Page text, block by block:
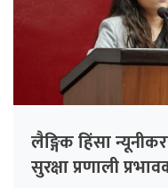
लैङ्गिक हिंसा
सुरक्षा प्रणाली